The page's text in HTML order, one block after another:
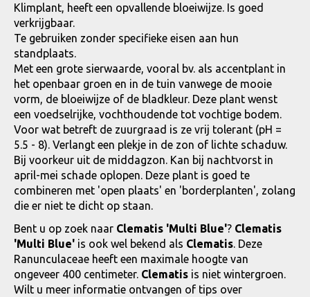
Klimplant, heeft een opvallende bloeiwijze. Is goed
verkrijgbaar.
Te gebruiken zonder specifieke eisen aan hun
standplaats.
Met een grote sierwaarde, vooral bv. als accentplant in
het openbaar groen en in de tuin vanwege de mooie
vorm, de bloeiwijze of de bladkleur. Deze plant wenst
een voedselrijke, vochthoudende tot vochtige bodem.
Voor wat betreft de zuurgraad is ze vrij tolerant (pH =
5.5 - 8). Verlangt een plekje in de zon of lichte schaduw.
Bij voorkeur uit de middagzon. Kan bij nachtvorst in
april-mei schade oplopen. Deze plant is goed te
combineren met 'open plaats' en 'borderplanten', zolang
die er niet te dicht op staan.
Bent u op zoek naar Clematis 'Multi Blue'? Clematis
'Multi Blue' is ook wel bekend als Clematis. Deze
Ranunculaceae heeft een maximale hoogte van
ongeveer 400 centimeter. Clematis is niet wintergroen.
Wilt u meer informatie ontvangen of tips over